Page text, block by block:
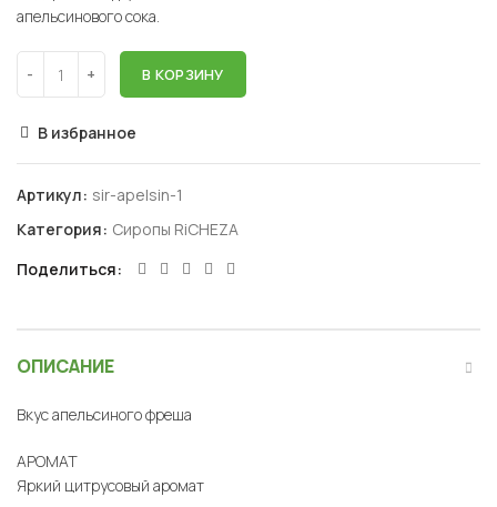
апельсинового сока.
В КОРЗИНУ
В избранное
Артикул: sir-apelsin-1
Категория: Сиропы RiCHEZA
Поделиться
ОПИСАНИЕ
Вкус апельсиного фреша
АРОМАТ
Яркий цитрусовый аромат